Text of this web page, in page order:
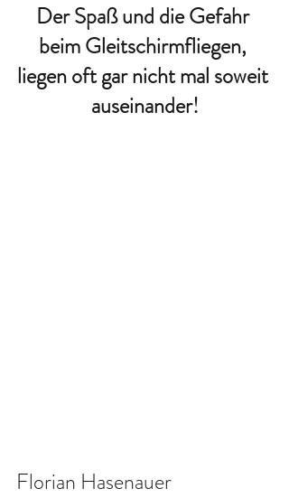
Der Spaß und die Gefahr
beim Gleitschirmfliegen,
liegen oft gar nicht mal soweit
auseinander!
Florian Hasenauer